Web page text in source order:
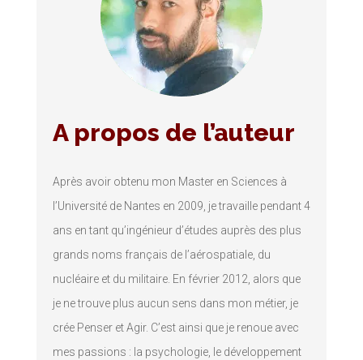
A propos de l’auteur
Après avoir obtenu mon Master en Sciences à
l’Université de Nantes en 2009, je travaille pendant 4
ans en tant qu’ingénieur d’études auprès des plus
grands noms français de l’aérospatiale, du
nucléaire et du militaire. En février 2012, alors que
je ne trouve plus aucun sens dans mon métier, je
crée Penser et Agir. C’est ainsi que je renoue avec
mes passions : la psychologie, le développement